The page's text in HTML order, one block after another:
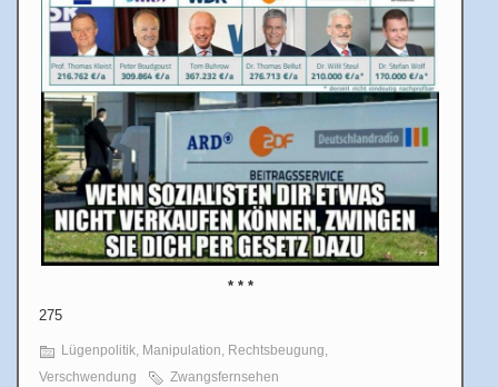
* * *
275
Lügenpolitik, Manipulation, Rechtsbeugung,
Verschwendung
Zwangsfernsehen